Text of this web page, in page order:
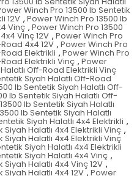
Winch Pro 13500 lb Sentetik
12V , Power Winch Pro 13500 lb
Vinç , Power Winch Pro 13500
Vinç 12V , Power Winch Pro
4x4 12V , Power Winch Pro
Elektrikli , Power Winch Pro
Elektrikli Vinç , Power
Off-Road Elektrikli Vinç
Siyah Halatlı Off-Road
lb Sentetik Siyah Halatlı Off-
lb Sentetik Siyah Halatlı Off-
lb Sentetik Siyah Halatlı
lb Sentetik Siyah Halatlı
Siyah Halatlı 4x4 Elektrikli ,
Halatlı 4x4 Elektrikli Vinç ,
Halatlı 4x4 Elektrikli Vinç
Siyah Halatlı 4x4 Elektrikli
Siyah Halatlı 4x4 Vinç ,
Halatlı 4x4 Vinç 12V ,
Halatlı 4x4 12V , Power